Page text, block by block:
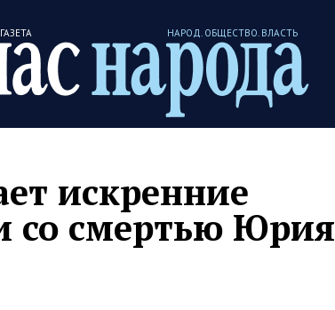
НАРОД. ОБЩЕСТВО. ВЛАСТЬ
искренние
со смертью Юрия